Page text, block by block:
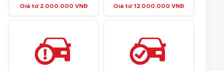
Giá từ 2.000.000 VNĐ Giá từ 12.000.000 VNĐ